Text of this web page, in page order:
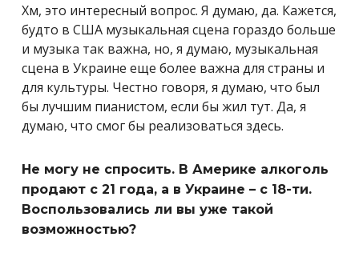
Хм, это интересный вопрос. Я думаю, да. Кажется,
будто в США музыкальная сцена гораздо больше
и музыка так важна, но, я думаю, музыкальная
сцена в Украине еще более важна для страны и
для культуры. Честно говоря, я думаю, что был
бы лучшим пианистом, если бы жил тут. Да, я
думаю, что смог бы реализоваться здесь.
Не могу не спросить. В Америке алкоголь
продают с 21 года, а в Украине – с 18-ти.
Воспользовались ли вы уже такой
возможностью?